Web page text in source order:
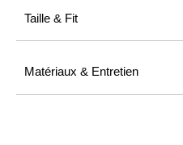
Taille & Fit
Matériaux & Entretien